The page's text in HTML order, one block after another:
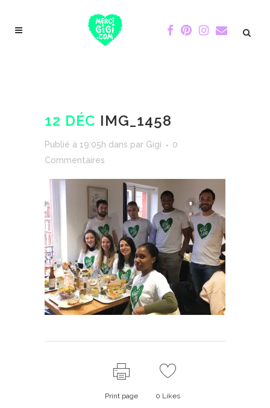
12 DÉC IMG_1458
Publié à 19:05h dans par Gigi
0
Commentaires
Print page 0 Likes